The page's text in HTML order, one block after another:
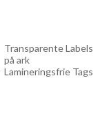
Transparente Labels
på ark
Lamineringsfrie Tags